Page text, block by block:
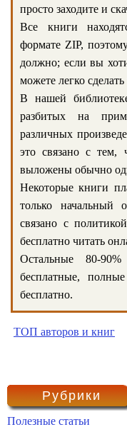
просто заходите и
Все книги
формате ZIP,
должно; если вы
можете легко
В нашей
разбитых на
различных
это связано с тем,
выложены обычно
Некоторые книги
только начальный
связано с
бесплатно читать
Остальные 80-
бесплатные,
бесплатно.
ТОП авторов и книг
Рубрики
Полезные статьи